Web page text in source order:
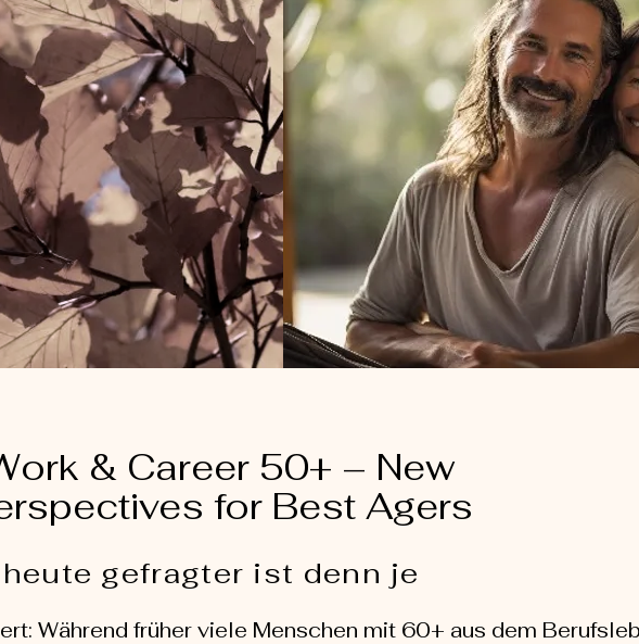
& Career 50+ – New
for Best Agers
gefragter ist denn je
Während früher viele Menschen mit 60+ aus dem